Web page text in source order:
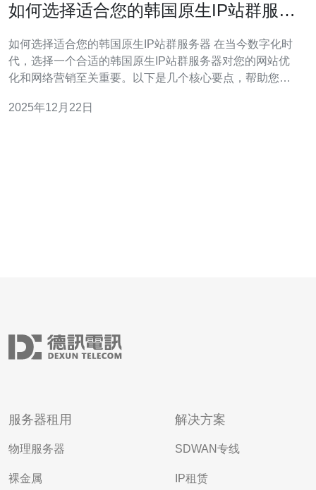
如何选择适合您的韩国原生IP站群服务
如何选择适合您的韩国原生IP站群服务器 在当今数字化时
代，选择一个合适的韩国原生IP站群服务器对您的网站优
化和网络营销至关重要。以下是几个核心要点，帮助您做
售后服务 随着互联网的发展，越来越多的企业和个人开始
2025年12月22日
服务器租用
物理服务器
裸金属
解决方案
SDWAN专线
IP租赁